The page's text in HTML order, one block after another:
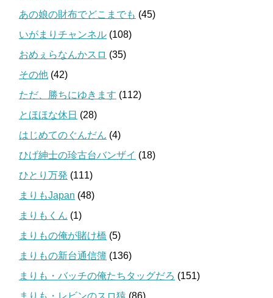
あの娘の財布でどこまでも (45)
いがまりチャンネル (108)
おめぇらなんかスロ (35)
その他 (42)
ただ、勝ちにゆきます (112)
とほほな休日 (28)
はじめてのぐんだん (4)
ひげ紳士の珍古台バンザイ (18)
ひとり万発 (111)
まりもJapan (48)
まりもくん (1)
まりもの俺が賭け橋 (5)
まりもの新台通信簿 (136)
まりも・バッチの俺たちタッグだろ (151)
まりも・レビンのスロ猿 (86)